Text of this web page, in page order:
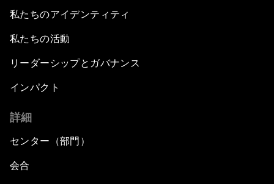
私たちのアイデンティティ
私たちの活動
リーダーシップとガバナンス
インパクト
詳細
センター（部門）
会合